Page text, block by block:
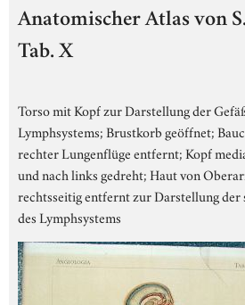
Anatomischer Atlas von
Tab. X
Torso mit Kopf zur Darstellung der
Lymphsystems; Brustkorb geöffnet;
rechter Lungenflüge entfernt; Kopf
und nach links gedreht; Haut von
rechtsseitig entfernt zur Darstellung der
des Lymphsystems